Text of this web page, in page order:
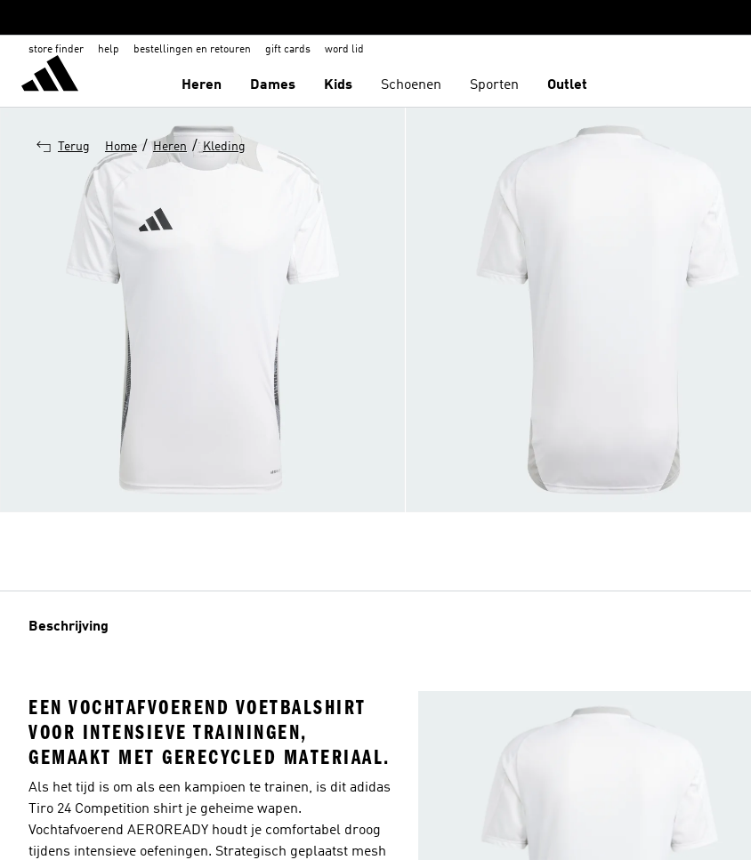
store finder help bestellingen en retouren gift cards word lid
Heren Dames Kids Schoenen Sporten Outlet
Terug Home / Heren / Kleding
Beschrijving
EEN VOCHTAFVOEREND VOETBALSHIRT
VOOR INTENSIEVE TRAININGEN,
GEMAAKT MET GERECYCLED MATERIAAL.
Als het tijd is om als een kampioen te trainen, is dit adidas
Tiro 24 Competition shirt je geheime wapen.
Vochtafvoerend AEROREADY houdt je comfortabel droog
tijdens intensieve oefeningen. Strategisch geplaatst mesh